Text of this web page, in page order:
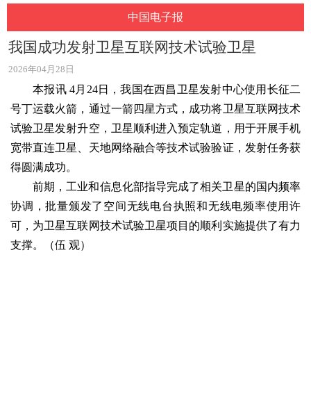
中国电子报
我国成功发射卫星互联网技术试验卫星
2026年04月28日
本报讯 4月24日，我国在西昌卫星发射中心使用长征二
号丁运载火箭，通过一箭四星方式，成功将卫星互联网技术
试验卫星发射升空，卫星顺利进入预定轨道，用于开展手机
宽带直连卫星、天地网络融合等技术试验验证，发射任务获
得圆满成功。
前期，工业和信息化部指导完成了相关卫星的国内频率
协调，批量颁发了空间无线电台执照和无线电频率使用许
可，为卫星互联网技术试验卫星项目的顺利实施提供了有力
支撑。（伍 观）